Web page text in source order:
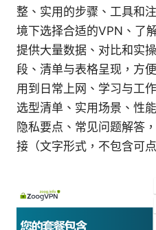
整、实用的步骤、工具和
境下选择合适的VPN、了
提供大量数据、对比和实
段、清单与表格呈现，方
用到日常上网、学习与工
选型清单、实用场景、性
隐私要点、常见问题解答
接（文字形式，不包含可